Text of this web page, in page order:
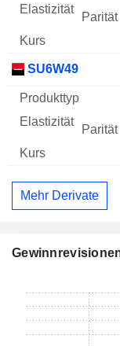
SU6W49
Mehr Derivate